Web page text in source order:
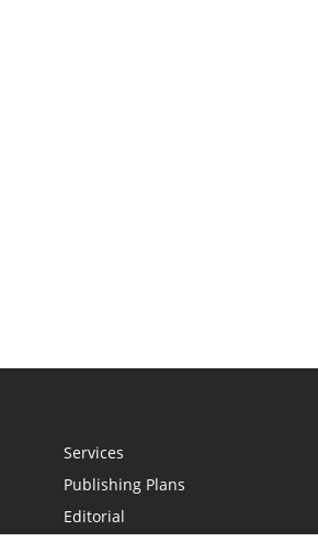
Services
Publishing Plans
Editorial